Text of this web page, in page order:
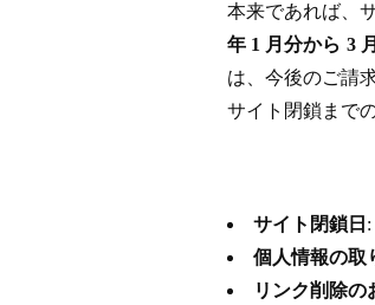
本来であれば、
年 1 月分から 3
は、今後のご請
サイト閉鎖まで
サイト閉鎖日
個人情報の取
リンク削除の